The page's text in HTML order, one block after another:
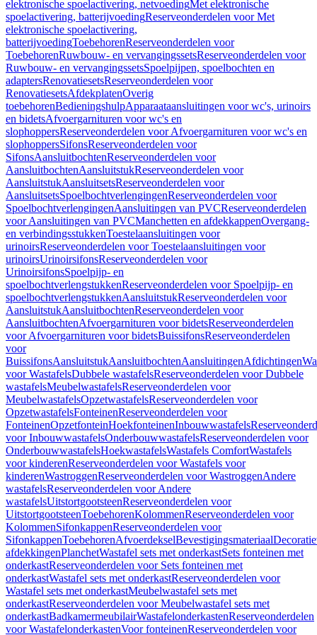
elektronische spoelactivering, netvoedingMet elektronische
spoelactivering, batterijvoedingReserveonderdelen voor Met
elektronische spoelactivering,
batterijvoedingToebehorenReserveonderdelen voor
ToebehorenRuwbouw- en vervangingssetsReserveonderdelen voor
Ruwbouw- en vervangingssetsSpoelpijpen, spoelbochten en
adaptersRenovatiesetsReserveonderdelen voor
RenovatiesetsAfdekplatenOverig
toebehorenBedieningshulpApparaataansluitingen voor wc's, urinoirs
en bidetsAfvoergarnituren voor wc's en
slophoppersReserveonderdelen voor Afvoergarnituren voor wc's en
slophoppersSifonsReserveonderdelen voor
SifonsAansluitbochtenReserveonderdelen voor
AansluitbochtenAansluitstukReserveonderdelen voor
AansluitstukAansluitsetsReserveonderdelen voor
AansluitsetsSpoelbochtverlengingenReserveonderdelen voor
SpoelbochtverlengingenAansluitingen van PVCReserveonderdelen
voor Aansluitingen van PVCManchetten en afdekkappenOvergang-
en verbindingsstukkenToestelaansluitingen voor
urinoirsReserveonderdelen voor Toestelaansluitingen voor
urinoirsUrinoirsifonsReserveonderdelen voor
UrinoirsifonsSpoelpijp- en
spoelbochtverlengstukkenReserveonderdelen voor Spoelpijp- en
spoelbochtverlengstukkenAansluitstukReserveonderdelen voor
AansluitstukAansluitbochtenReserveonderdelen voor
AansluitbochtenAfvoergarnituren voor bidetsReserveonderdelen
voor Afvoergarnituren voor bidetsBuissifonsReserveonderdelen
voor
BuissifonsAansluitstukAansluitbochtenAansluitingenAfdichtingen
voor WastafelsDubbele wastafelsReserveonderdelen voor Dubbele
wastafelsMeubelwastafelsReserveonderdelen voor
MeubelwastafelsOpzetwastafelsReserveonderdelen voor
OpzetwastafelsFonteinenReserveonderdelen voor
FonteinenOpzetfonteinHoekfonteinenInbouwwastafels
voor InbouwwastafelsOnderbouwwastafelsReserveonderdelen voor
OnderbouwwastafelsHoekwastafelsWastafels ComfortWastafels
voor kinderenReserveonderdelen voor Wastafels voor
kinderenWastroggenReserveonderdelen voor WastroggenAndere
wastafelsReserveonderdelen voor Andere
wastafelsUitstortgootsteenReserveonderdelen voor
UitstortgootsteenToebehorenKolommenReserveonderdelen voor
KolommenSifonkappenReserveonderdelen voor
SifonkappenToebehorenAfvoerdekselBevestigingsmateriaal
afdekkingenPlanchetWastafel sets met onderkastSets fonteinen met
onderkastReserveonderdelen voor Sets fonteinen met
onderkastWastafel sets met onderkastReserveonderdelen voor
Wastafel sets met onderkastMeubelwastafel sets met
onderkastReserveonderdelen voor Meubelwastafel sets met
onderkastBadkamermeubilairWastafelonderkastenReserveonderdelen
voor WastafelonderkastenVoor fonteinenReserveonderdelen voor